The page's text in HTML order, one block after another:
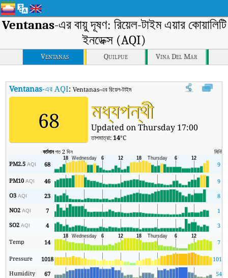
Ventanas-এর বায়ু দূষণ: রিয়েল-টাইম এয়ার কোয়ালিটি
ইনডেক্স (AQI)
Ventanas Quilpue Vina Del Mar
Ventanas-এর AQI:Ventanas-এর রিয়েল-টাইম এয়ার কোয়ালিটি ইনডেক্স (AQI)।
68 মধ্যপন্থী
Updated on Thursday 17:00
তাপমাত্রা: 14°C
বর্তমানগত 2 দিন মিনিট
PM2.5AQI 68 9
PM10AQI 46
9
O3AQI 23
8
NO2AQI 7
1
SO2AQI 4 3
Temp 14 7
Pressure 1018 1013
Humidity
67 54